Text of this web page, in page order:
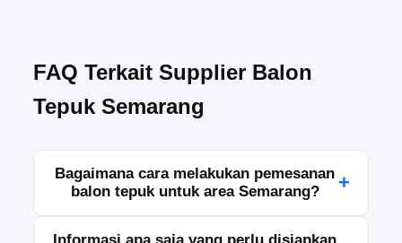
FAQ Terkait Supplier Balon
Tepuk Semarang
Bagaimana cara melakukan pemesanan
balon tepuk untuk area Semarang?
+